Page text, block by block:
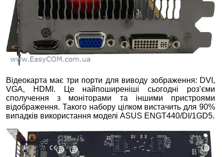
Відеокарта має три порти для виводу зображення: DVI,
VGA, HDMI. Це найпоширеніші сьогодні роз’єми
сполучення з моніторами та іншими пристроями
відображення. Такого набору цілком вистачить для 90%
випадків використання моделі ASUS ENGT440/DI/1GD5.